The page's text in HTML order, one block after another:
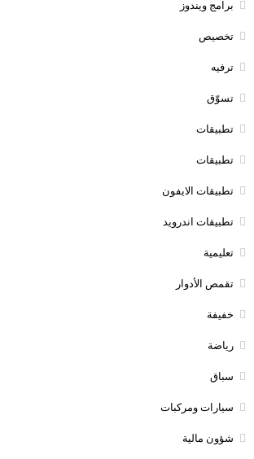
برامج ويندوز
تخصيص
ترفيه
تسوّق
تطبيقات
تطبيقات
تطبيقات الايفون
تطبيقات اندرويد
تعليمية
تقمص الأدوار
خفيفة
رياضة
سباق
سيارات ومركبات
شؤون مالية